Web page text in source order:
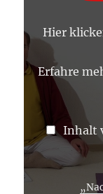
–
YOGA
ASANA
LEXIKON“
VON
YOUTUBE
ANZEIGEN
Hier
Erfahre
Inhalt